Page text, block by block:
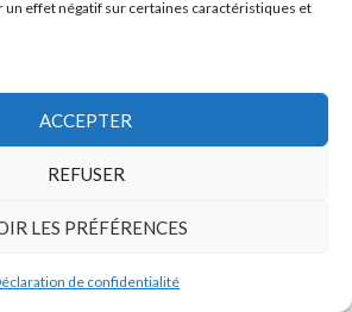
un effet négatif sur certaines caractéristiques et
ACCEPTER
REFUSER
LES PRÉFÉRENCES
de confidentialité
Michel Jarre à travers le temps